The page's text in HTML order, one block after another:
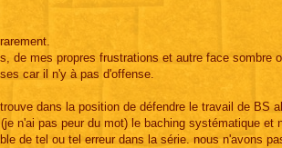
de mes propres frustrations et autre face sombre
car il n'y à pas d'offense.
dans la position de défendre le travail de BS
n'ai pas peur du mot) le baching systématique et
de tel ou tel erreur dans la série. nous n'avons